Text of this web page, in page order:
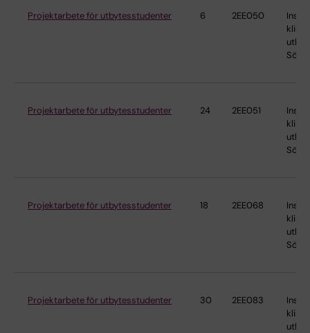
Projektarbete för utbytesstudenter 6 2EE050
Projektarbete för utbytesstudenter 24 2EE051
Projektarbete för utbytesstudenter 18 2EE068
Projektarbete för utbytesstudenter 30 2EE083